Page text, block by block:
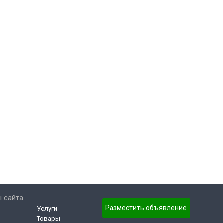
сайта
Услуги
Товары
Разместить объявление